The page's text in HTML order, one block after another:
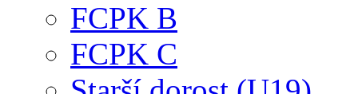
FCPK B
FCPK C